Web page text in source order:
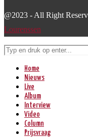
@2023 - All Right
Lourenssen
Home
Nieuws
Live
Album
Interview
Video
Column
Prijsvraag